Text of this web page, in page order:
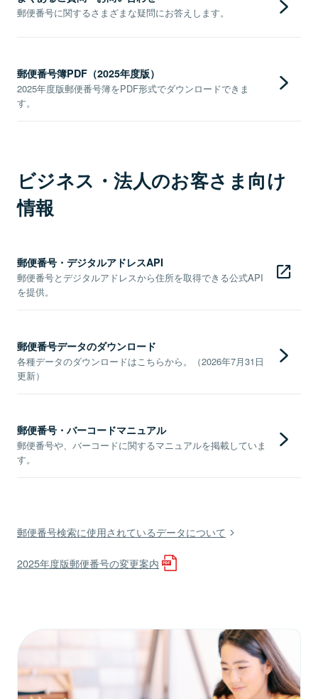
郵便番号に関するさまざまな疑問にお答えします。
郵便番号簿PDF（2025年度版）
2025年度版郵便番号簿をPDF形式でダウンロードできま
す。
ビジネス・法人のお客さま向け
情報
郵便番号・デジタルアドレスAPI
郵便番号とデジタルアドレスから住所を取得できる公式API
を提供。
郵便番号データのダウンロード
各種データのダウンロードはこちらから。（2026年7月31日
更新）
郵便番号・バーコードマニュアル
郵便番号や、バーコードに関するマニュアルを掲載していま
す。
郵便番号検索に使用されているデータについて
2025年度版郵便番号の変更案内